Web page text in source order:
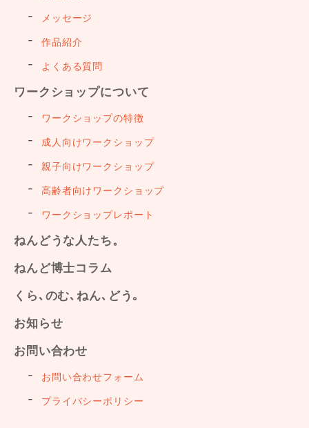
メッセージ
作品紹介
よくある質問
ワークショップについて
ワークショップの特徴
成人向けワークショップ
親子向けワークショップ
高齢者向けワークショップ
ワークショップレポート
ねんどうな人たち。
ねんど博士コラム
くら､のむ､ねん､どう｡
お知らせ
お問い合わせ
お問い合わせフォーム
プライバシーポリシー